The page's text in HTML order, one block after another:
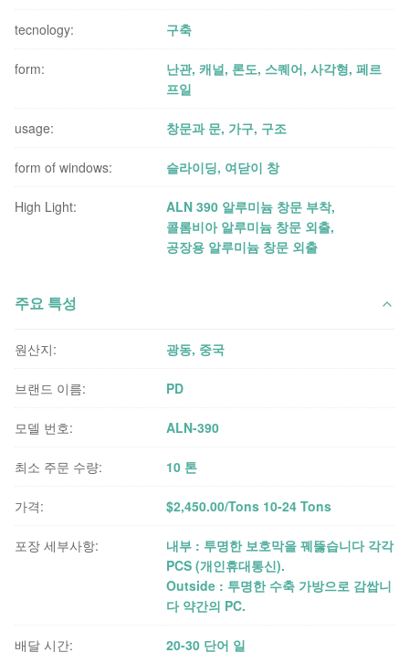
tecnology: 구축
form:
난관, 캐널, 론도, 스퀘어, 사각형, 페르
프일
usage: 창문과 문, 가구, 구조
form of windows: 슬라이딩, 여닫이 창
High Light: ALN 390 알루미늄 창문 부착,
콜롬비아 알루미늄 창문 외출,
공장용 알루미늄 창문 외출
주요 특성
원산지: 광동, 중국
브랜드 이름: PD
모델 번호: ALN-390
최소 주문 수량: 10 톤
가격: $2,450.00/Tons 10-24 Tons
포장 세부사항:
내부 : 투명한 보호막을 꿰뚫습니다 각각
PCS (개인휴대통신).
Outside : 투명한 수축 가방으로 감쌉니
다 약간의 PC.
배달 시간: 20-30 단어 일